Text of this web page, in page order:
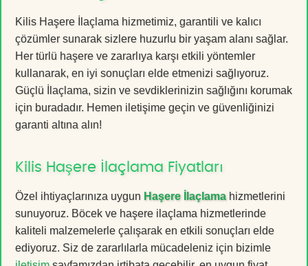
Kilis Haşere İlaçlama hizmetimiz, garantili ve kalıcı
çözümler sunarak sizlere huzurlu bir yaşam alanı sağlar.
Her türlü haşere ve zararlıya karşı etkili yöntemler
kullanarak, en iyi sonuçları elde etmenizi sağlıyoruz.
Güçlü İlaçlama, sizin ve sevdiklerinizin sağlığını korumak
için buradadır. Hemen iletişime geçin ve güvenliğinizi
garanti altına alın!
Kilis Haşere İlaçlama Fiyatları
Özel ihtiyaçlarınıza uygun Haşere İlaçlamahizmetlerini
sunuyoruz. Böcek ve haşere ilaçlama hizmetlerinde
kaliteli malzemelerle çalışarak en etkili sonuçları elde
ediyoruz. Siz de zararlılarla mücadeleniz için bizimle